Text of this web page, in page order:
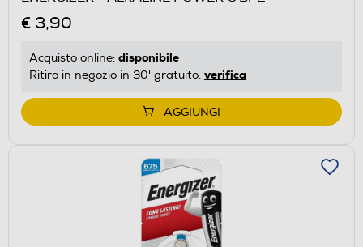
€ 3,90
Acquisto online: disponibile
Ritiro in negozio in 30' gratuito: verifica
AGGIUNGI